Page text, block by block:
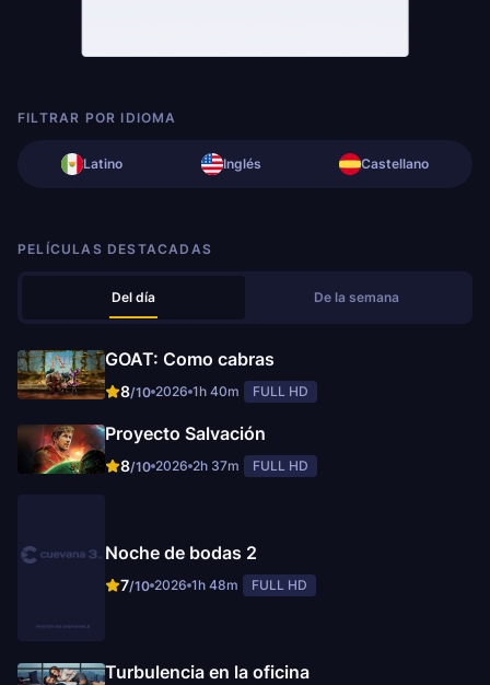
FILTRAR POR IDIOMA
Latino Inglés Castellano
PELÍCULAS DESTACADAS
Del día De la semana
GOAT: Como cabras
8/10 2026 1h 40m FULL HD
Proyecto Salvación
8/10 2026 2h 37m FULL HD
Noche de bodas 2
7/10 2026 1h 48m FULL HD
Turbulencia en la oficina